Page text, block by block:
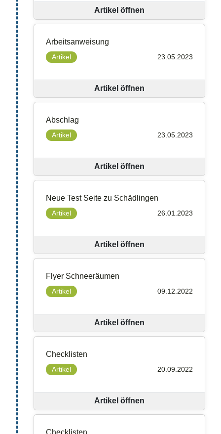
Artikel öffnen
Arbeitsanweisung
Artikel 23.05.2023
Artikel öffnen
Abschlag
Artikel 23.05.2023
Artikel öffnen
Neue Test Seite zu Schädlingen
Artikel 26.01.2023
Artikel öffnen
Flyer Schneeräumen
Artikel 09.12.2022
Artikel öffnen
Checklisten
Artikel 20.09.2022
Artikel öffnen
Checklisten